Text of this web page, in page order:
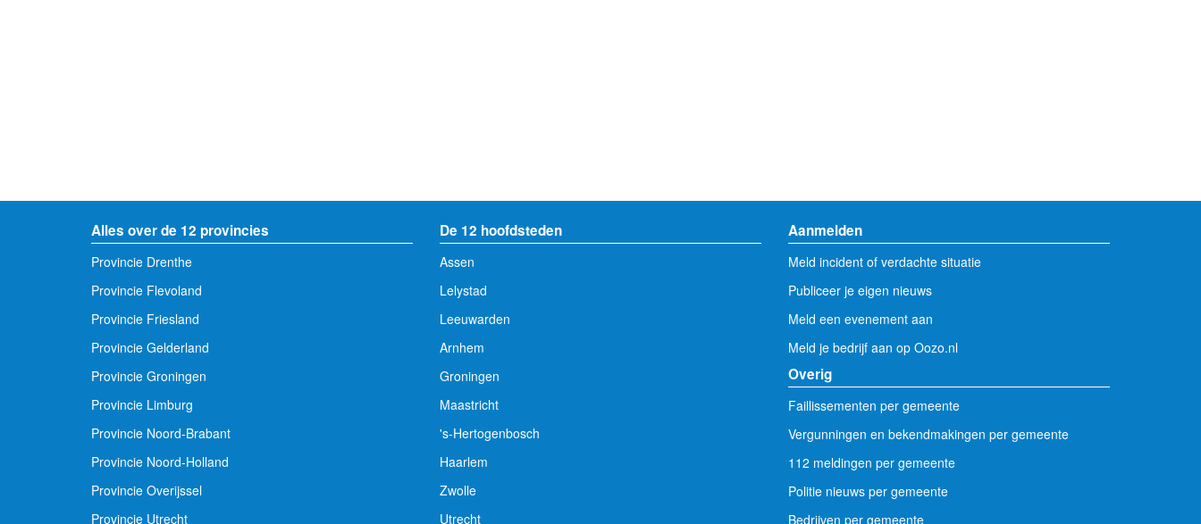
Alles over de 12 provincies
Provincie Drenthe
Provincie Flevoland
Provincie Friesland
Provincie Gelderland
Provincie Groningen
Provincie Limburg
Provincie Noord-Brabant
Provincie Noord-Holland
Provincie Overijssel
Provincie Utrecht
De 12 hoofdsteden
Assen
Lelystad
Leeuwarden
Arnhem
Groningen
Maastricht
's-Hertogenbosch
Haarlem
Zwolle
Utrecht
Aanmelden
Meld incident of verdachte situatie
Publiceer je eigen nieuws
Meld een evenement aan
Meld je bedrijf aan op Oozo.nl
Overig
Faillissementen per gemeente
Vergunningen en bekendmakingen per gemeente
112 meldingen per gemeente
Politie nieuws per gemeente
Bedrijven per gemeente